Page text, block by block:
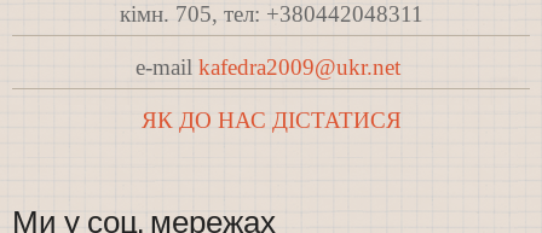
кімн. 705, тел: +380442048311
e-mail kafedra2009@ukr.net
ЯК ДО НАС ДІСТАТИСЯ
Ми у соц. мережах